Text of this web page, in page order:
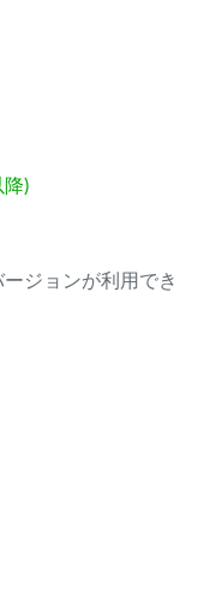
)
ージョンが利用でき